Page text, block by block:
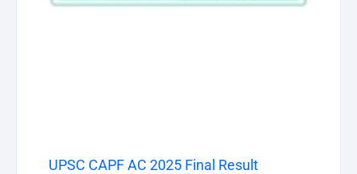
UPSC CAPF AC 2025 Final Result